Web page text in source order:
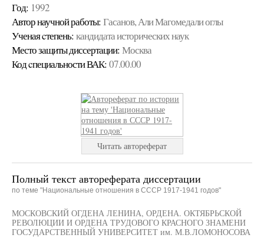
Год: 1992
Автор научной работы: Гасанов, Али Магомедали оглы
Ученая cтепень: кандидата исторических наук
Место защиты диссертации: Москва
Код cпециальности ВАК: 07.00.00
Читать автореферат
Полный текст автореферата диссертации
по теме "Национальные отношения в СССР 1917-1941 годов"
МОСКОВСКИЙ ОГДЕНА ЛЕНИНА, ОРДЕНА. ОКТЯБРЬСКОЙ
РЕВОЛЮЦИИ И ОРДЕНА ТРУДОВОГО КРАСНОГО ЗНАМЕНИ
ГОСУДАРСТВЕННЫЙ УНИВЕРСИТЕТ им. М.В.ЛОМОНОСОВА